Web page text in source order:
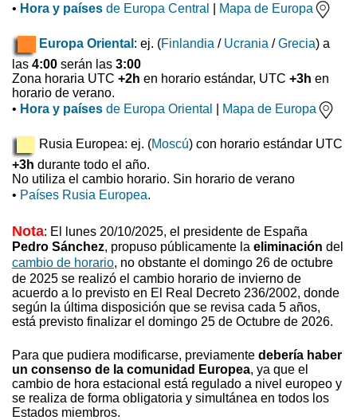
• Hora y países de Europa Central Mapa de Europa
Europa Oriental : ej. (Finlandia / Ucrania /Grecia) a
las 4:00 serán las 3:00
Zona horaria UTC +2h en horario estándar, UTC +3h en
horario de verano.
• Hora y países de Europa Oriental Mapa de Europa
Rusia Europea: ej. (Moscú) con horario estándar UTC
+3h durante todo el año.
No utiliza el cambio horario. Sin horario de verano
• Países Rusia Europea.
Nota: El lunes 20/10/2025, el presidente de España
Pedro Sánchez, propuso públicamente la eliminación del
cambio de horario, no obstante el domingo 26 de octubre
de 2025 se realizó el cambio horario de invierno de
acuerdo a lo previsto en El Real Decreto 236/2002, donde
según la última disposición que se revisa cada 5 años,
está previsto finalizar el domingo 25 de Octubre de 2026.
Para que pudiera modificarse, previamente debería haber
un consenso de la comunidad Europea, ya que el
cambio de hora estacional está regulado a nivel europeo y
se realiza de forma obligatoria y simultánea en todos los
Estados miembros.